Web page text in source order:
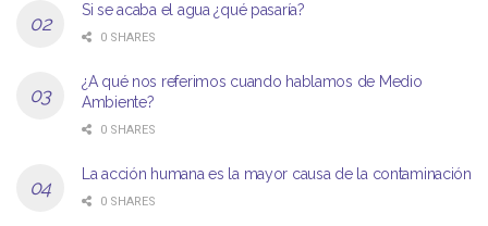
Si se acaba el agua ¿qué pasaría?
0 SHARES
¿A qué nos referimos cuando hablamos de Medio
Ambiente?
0 SHARES
La acción humana es la mayor causa de la contaminación
0 SHARES